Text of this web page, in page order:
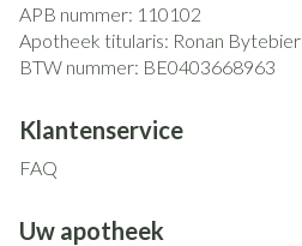
APB nummer: 110102
Apotheek titularis: Ronan Bytebier
BTW nummer: BE0403668963
Klantenservice
FAQ
Uw apotheek